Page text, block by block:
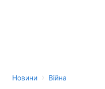
Новини › Війна